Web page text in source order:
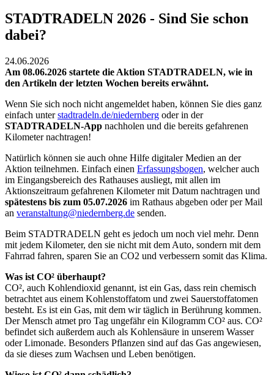
STADTRADELN 2026 - Sind Sie schon
dabei?
24.06.2026
Am 08.06.2026 startete die Aktion STADTRADELN, wie in
den Artikeln der letzten Wochen bereits erwähnt.
Wenn Sie sich noch nicht angemeldet haben, können Sie dies ganz
einfach unterstadtradeln.de/niedernberg oder in der
STADTRADELN-App nachholen und die bereits gefahrenen
Kilometer nachtragen!
Natürlich können sie auch ohne Hilfe digitaler Medien an der
Aktion teilnehmen. Einfach einen Erfassungsbogen, welcher auch
im Eingangsbereich des Rathauses ausliegt, mit allen im
Aktionszeitraum gefahrenen Kilometer mit Datum nachtragen und
spätestens bis zum 05.07.2026 im Rathaus abgeben oder per Mail
an veranstaltung@niedernberg.de senden.
Beim STADTRADELN geht es jedoch um noch viel mehr. Denn
mit jedem Kilometer, den sie nicht mit dem Auto, sondern mit dem
Fahrrad fahren, sparen Sie an CO2 und verbessern somit das Klima.
Was ist CO² überhaupt?
CO², auch Kohlendioxid genannt, ist ein Gas, dass rein chemisch
betrachtet aus einem Kohlenstoffatom und zwei Sauerstoffatomen
besteht. Es ist ein Gas, mit dem wir täglich in Berührung kommen.
Der Mensch atmet pro Tag ungefähr ein Kilogramm CO² aus. CO²
befindet sich außerdem auch als Kohlensäure in unserem Wasser
oder Limonade. Besonders Pflanzen sind auf das Gas angewiesen,
da sie dieses zum Wachsen und Leben benötigen.